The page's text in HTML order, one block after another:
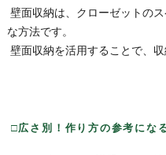
壁面収納は、クローゼットの
な方法です。
壁面収納を活用することで、
□広さ別！作り方の参考にな